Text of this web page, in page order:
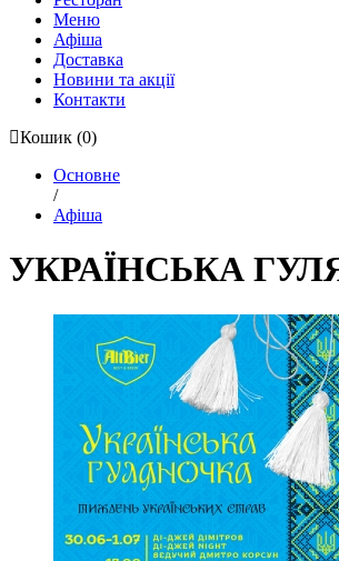
Меню
Афіша
Доставка
Новини та акції
Контакти
Кошик (0)
Основне
/
Афіша
УКРАЇНСЬКА